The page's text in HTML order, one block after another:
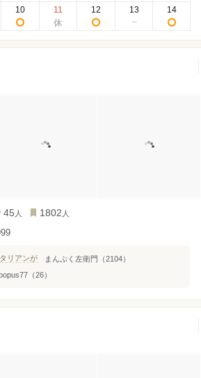
10 11 12 13 14
45 人 1802 人
リアンが
まんぷく左衛門（2104）
（26）